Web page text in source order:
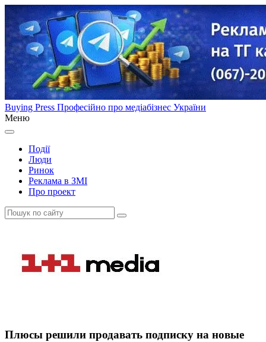
Buying Press Професійно про медіабізнес України
Меню
Події
Люди
Ринок
Реклама в ЗМІ
Про проект
Плюсы решили продавать подписку на новые